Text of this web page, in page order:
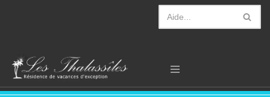
contenu